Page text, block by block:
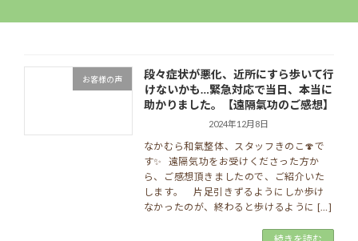
お客様の声
段々症状が悪化、近所にすら歩いて行
けないかも…緊急対応で当日、本当に
助かりました。【遠隔氣功のご感想】
2024年12月8日
なかむら和氣整体、スタッフきのこ🍄で
す✨ 遠隔気功をお受けくださった方か
ら、ご感想頂きましたので、ご紹介いた
します。 片足引きずるようにしか歩け
なかったのが、終わると歩けるように […]